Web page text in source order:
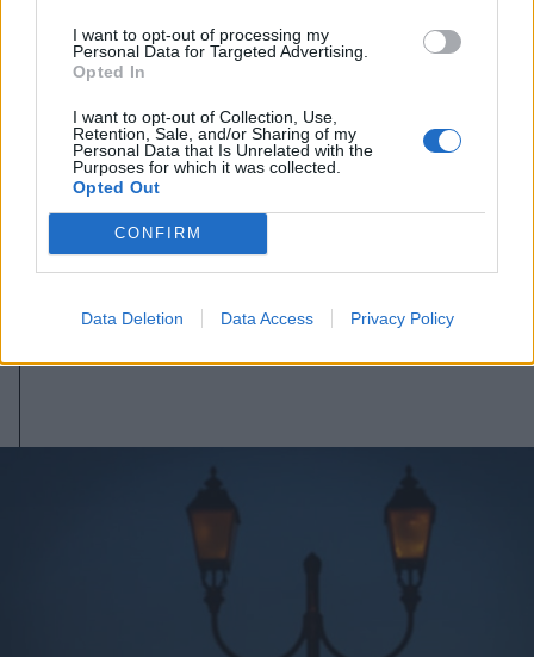
I want to opt-out of processing my
Personal Data for Targeted Advertising.
Opted In
I want to opt-out of Collection, Use,
Retention, Sale, and/or Sharing of my
Personal Data that Is Unrelated with the
Purposes for which it was collected.
Opted Out
CONFIRM
Data Deletion Data Access Privacy Policy
2026. augusztus 08., szombat
Már több mint száz településen
kellett vízkorlátozást bevezetni